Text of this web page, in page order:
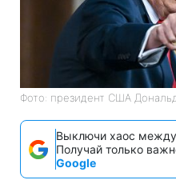
Фото: президент США
Выключи хаос
Получай только
Google